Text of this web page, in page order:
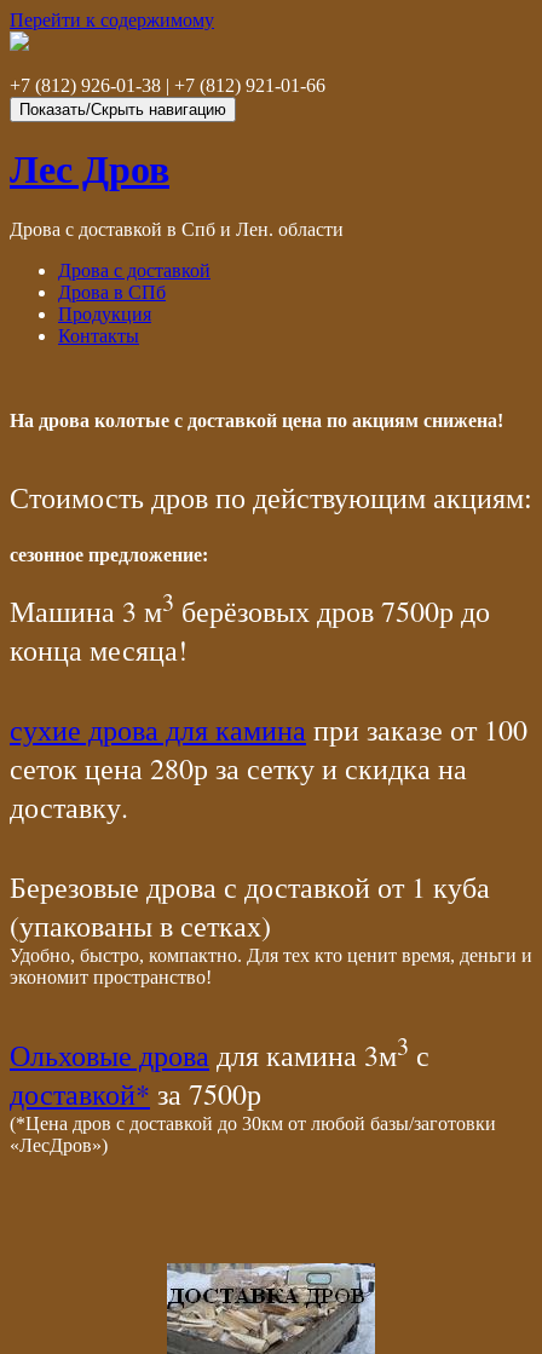
Перейти к содержимому
+7 (812) 926-01-38 | +7 (812) 921-01-66
Показать/Скрыть навигацию
Лес Дров
Дрова с доставкой в Спб и Лен. области
Дрова с доставкой
Дрова в СПб
Продукция
Контакты
На дрова колотые с доставкой цена по акциям снижена!
Стоимость дров по действующим акциям:
сезонное предложение:
Машина 3 м3 берёзовых дров 7500р до
конца месяца!
сухие дрова для каминапри заказе от 100
сеток цена 280р за сетку и скидка на
доставку.
Березовые дрова с доставкой от 1 куба
(упакованы в сетках)
Удобно, быстро, компактно. Для тех кто ценит время, деньги и
экономит пространство!
Ольховые дровадля камина 3м3 с
доставкой* за 7500р
(*Цена дров с доставкой до 30км от любой базы/заготовки
«ЛесДров»)